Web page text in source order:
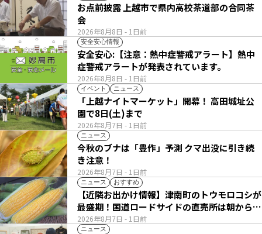
2026年8月8日 - 1日前
お点前披露 上越市で県内高校茶道部の合同茶
会
安全安心情報
2026年8月8日 - 1日前
安全安心:【注意：熱中症警戒アラート】熱中
症警戒アラートが発表されています。
イベント ニュース
2026年8月7日 - 1日前
「上越ナイトマーケット」開幕！ 高田城址公
園で8日(土)まで
ニュース
2026年8月7日 - 1日前
今秋のブナは「豊作」予測 クマ出没に引き続
き注意！
ニュース おすすめ
2026年8月7日 - 1日前
【近隣お出かけ情報】津南町のトウモロコシが
最盛期！国道ロードサイドの直売所は朝から長
い列
ニュース